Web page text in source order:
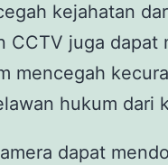
kejahatan
CCTV juga dapat
mencegah
hukum dari
dapat